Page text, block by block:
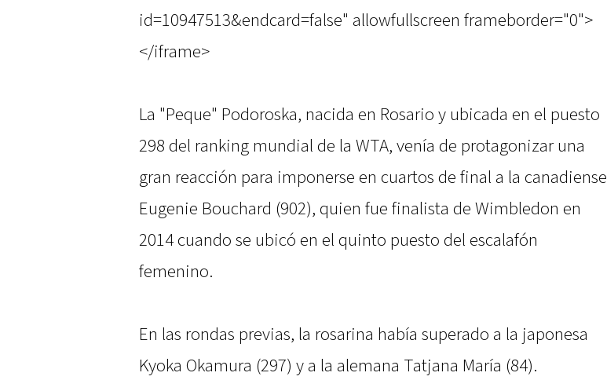
id=10947513&endcard=false" allowfullscreen frameborder="0">
</iframe>
La "Peque" Podoroska, nacida en Rosario y ubicada en el puesto
298 del ranking mundial de la WTA, venía de protagonizar una
gran reacción para imponerse en cuartos de final a la canadiense
Eugenie Bouchard (902), quien fue finalista de Wimbledon en
2014 cuando se ubicó en el quinto puesto del escalafón
femenino.
En las rondas previas, la rosarina había superado a la japonesa
Kyoka Okamura (297) y a la alemana Tatjana María (84).